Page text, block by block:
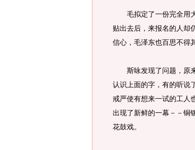
毛拟定了一份完全用大
贴出去后，来报名的人却
信心，毛泽东也百思不得
斯咏发现了问题，原来
认识上面的字，有的听说
戒严使有想来一试的工人
出现了新鲜的一幕－－铜
花鼓戏。